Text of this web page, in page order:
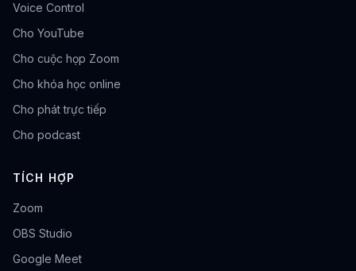
Voice Control
Cho YouTube
Cho cuộc họp Zoom
Cho khóa học online
Cho phát trực tiếp
Cho podcast
TÍCH HỢP
Zoom
OBS Studio
Google Meet